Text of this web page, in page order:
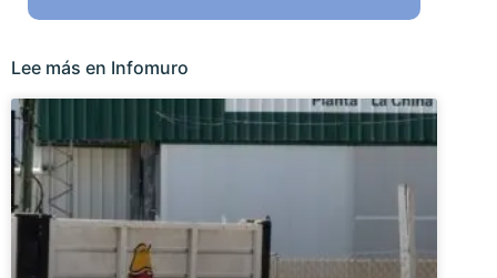
Lee más en Infomuro